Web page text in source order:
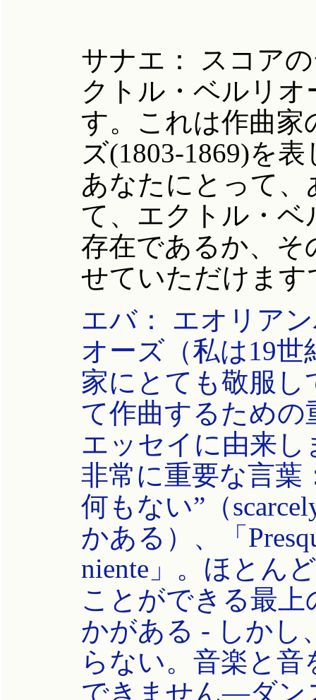
サナエ： スコア
クトル・ベルリ
す。これは作曲
ズ(1803-1869)を
あなたにとって
て、エクトル・
存在であるか、
せていただけま
エバ： エオリア
オーズ（私は19
家にとても敬服
て作曲するため
エッセイに由来
非常に重要な言葉
何もない”（
かある）、「
niente」。ほとん
ことができる最
かがある - しかし
らない。音楽と
できません―ダン